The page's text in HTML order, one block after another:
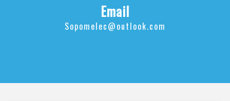
Email
sopomelec@outlook.com